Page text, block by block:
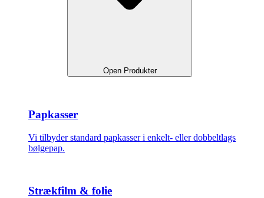
Open Produkter
Papkasser
Vi tilbyder standard papkasser i enkelt- eller dobbeltlags
bølgepap.
Strækfilm & folie